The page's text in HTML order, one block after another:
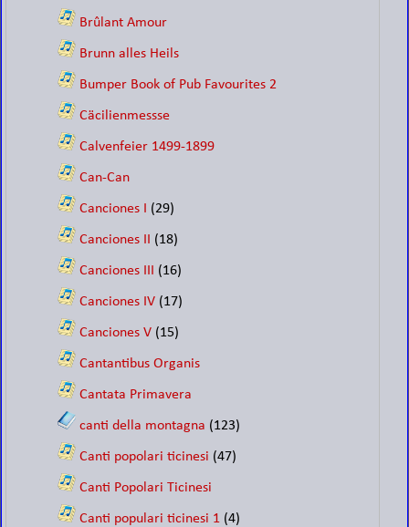
Brûlant Amour
Brunn alles Heils
Bumper Book of Pub Favourites 2
Cäcilienmessse
Calvenfeier 1499-1899
Can-Can
Canciones I (29)
Canciones II (18)
Canciones III (16)
Canciones IV (17)
Canciones V (15)
Cantantibus Organis
Cantata Primavera
canti della montagna (123)
Canti popolari ticinesi (47)
Canti Popolari Ticinesi
Canti populari ticinesi 1 (4)